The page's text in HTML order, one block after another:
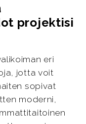
projektisi
eri
jotta voit
sopivat
moderni,